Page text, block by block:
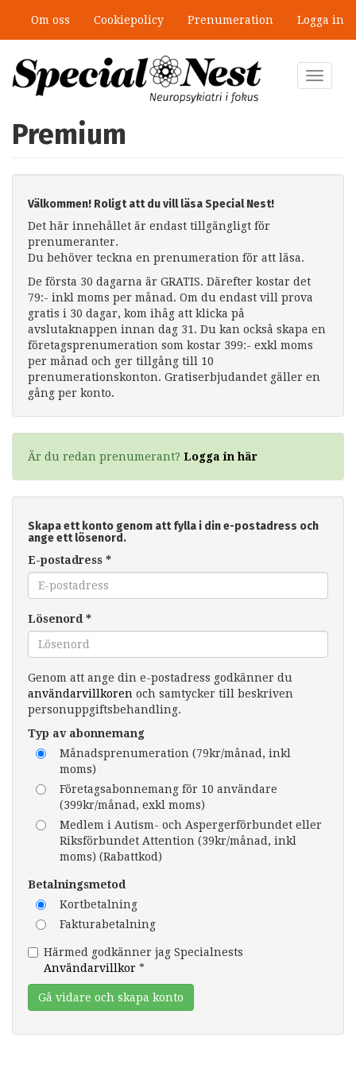
huvudinnehåll
Om oss Cookiepolicy Prenumeration Logga in
Toggle
Premium
Välkommen! Roligt att du vill läsa Special Nest!
Det här innehållet är endast tillgängligt för
prenumeranter.
Du behöver teckna en prenumeration för att läsa.
De första 30 dagarna är GRATIS. Därefter kostar det
79:- inkl moms per månad. Om du endast vill prova
gratis i 30 dagar, kom ihåg att klicka på
avslutaknappen innan dag 31. Du kan också skapa en
företagsprenumeration som kostar 399:- exkl moms
per månad och ger tillgång till 10
prenumerationskonton. Gratiserbjudandet gäller en
gång per konto.
Är du redan prenumerant? Logga in här
Skapa ett konto genom att fylla i din e-postadress och
ange ett lösenord.
E-postadress *
Lösenord *
Genom att ange din e-postadress godkänner du
användarvillkoren och samtycker till beskriven
personuppgiftsbehandling.
Typ av abonnemang
Månadsprenumeration (79kr/månad, inkl
moms)
Företagsabonnemang för 10 användare
(399kr/månad, exkl moms)
Medlem i Autism- och Aspergerförbundet eller
Riksförbundet Attention (39kr/månad, inkl
moms) (Rabattkod)
Betalningsmetod
Kortbetalning
Fakturabetalning
Härmed godkänner jag Specialnests
Användarvillkor *
Gå vidare och skapa konto